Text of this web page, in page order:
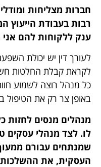
חברות מצליחות
רבות בעבודת הייעוץ
ענק ללקוחות להם אני
לעורך דין יש יכולת
לקראת קבלת החלטות
כל מנהל רוצה לשמוע
באופן צר רק את הטיפול
מנהלים מנסים לחזות
לו. לצד מנהלי עסקים
שמנתחים עבורם
העסקית, את ההשלכות